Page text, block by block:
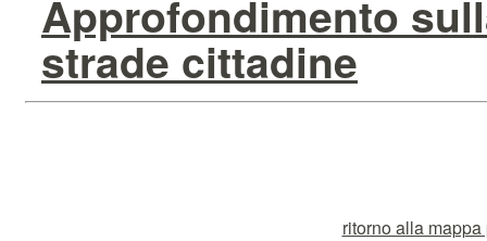
Approfondimento
strade cittadine
ritorno alla